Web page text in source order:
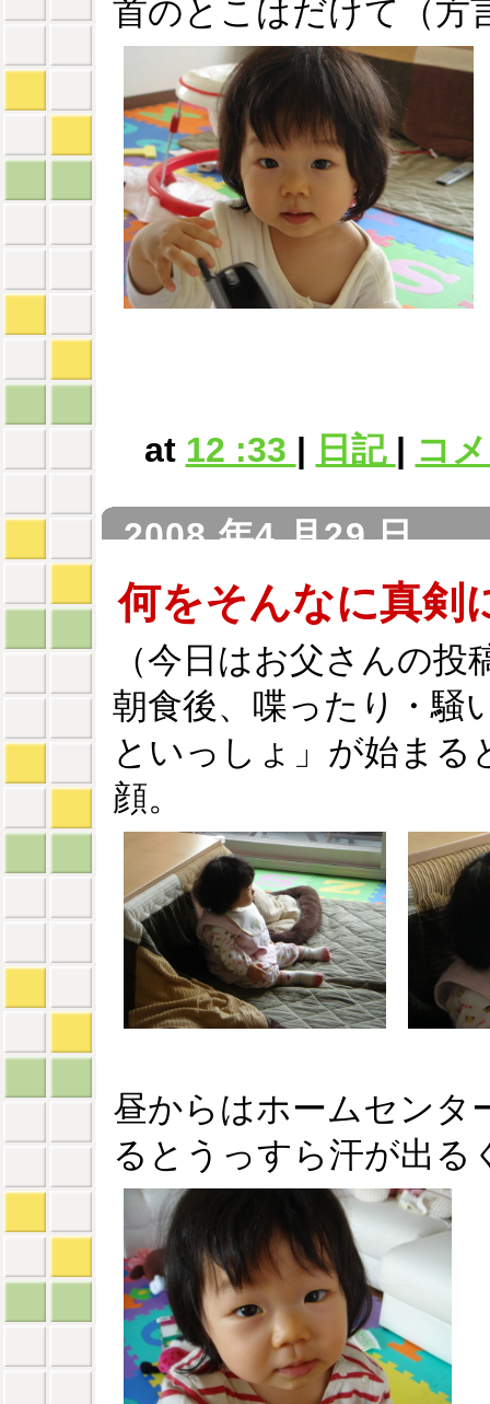
首のとこはだけて（方
at 12 :33 | 日記 | コ
2008 年4 月29 日
何をそんなに真剣
（今日はお父さんの投
朝食後、喋ったり・騒
といっしょ」が始まる
顔。
昼からはホームセンタ
るとうっすら汗が出